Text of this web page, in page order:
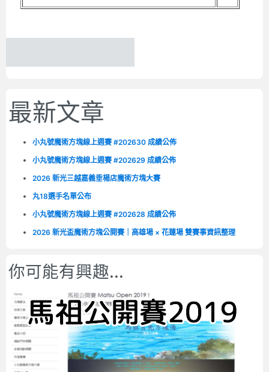
最新文章
小丸號魔術方塊線上週賽 #202630 成績公佈
小丸號魔術方塊線上週賽 #202629 成績公佈
2026 新光三越嘉義垂楊店魔術方塊大賽
丸18選手名單公布
小丸號魔術方塊線上週賽 #202628 成績公佈
2026 新光盃魔術方塊公開賽｜高雄場 × 花蓮場 雙賽事資訊整理
你可能有興趣...